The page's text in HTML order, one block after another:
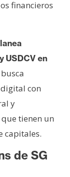
financieros
USDCV en
con
y
tienen un
capitales.
de SG